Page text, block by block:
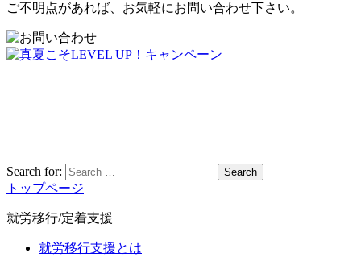
ご不明点があれば、お気軽にお問い合わせ下さい。
Search for: Search
トップページ
就労移行/定着支援
就労移行支援とは